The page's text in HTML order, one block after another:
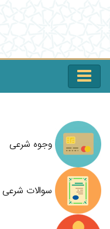
وجوه شرعی
سوالات شرعی